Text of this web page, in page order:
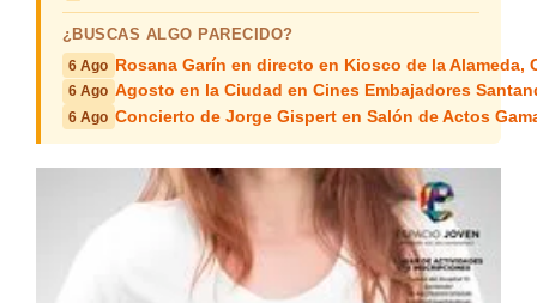
¿BUSCAS ALGO PARECIDO?
6 Ago Rosana Garín en directo en Kiosco de la Alameda,
6 Ago Agosto en la Ciudad en Cines Embajadores
6 Ago Concierto de Jorge Gispert en Salón de Actos